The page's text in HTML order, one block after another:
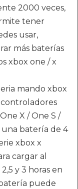
2000 veces,
tener
usar,
más baterías
xbox one / x
mando xbox
controladores
X / One S /
batería de 4
xbox x
cargar al
y 3 horas en
puede